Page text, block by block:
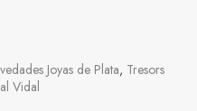
Joyas de Plata, Tresors
Vidal